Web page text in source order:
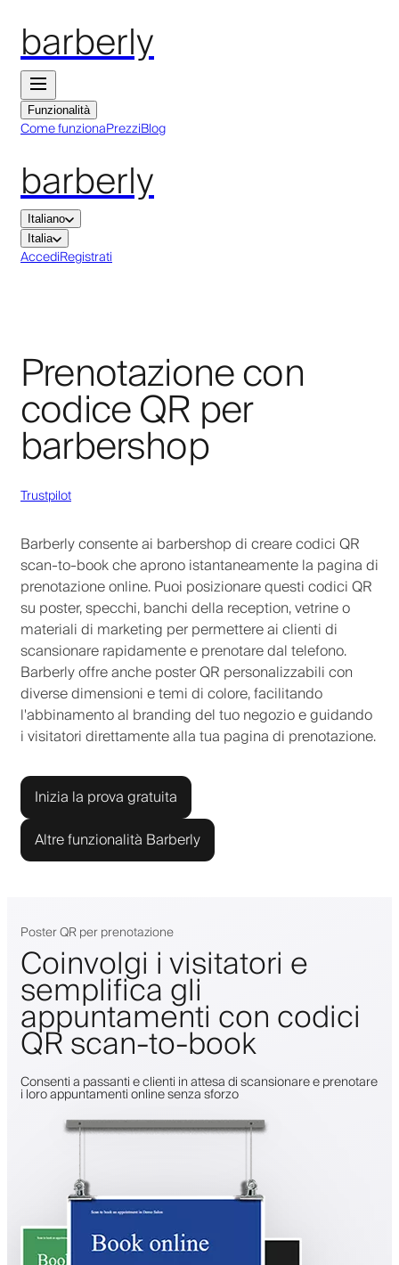
barberly
Funzionalità
Come funzionaPrezziBlog
barberly
Italiano
Italia
AccediRegistrati
Prenotazione con
codice QR per
barbershop
Trustpilot
Barberly consente ai barbershop di creare codici QR
scan-to-book che aprono istantaneamente la pagina di
prenotazione online. Puoi posizionare questi codici QR
su poster, specchi, banchi della reception, vetrine o
materiali di marketing per permettere ai clienti di
scansionare rapidamente e prenotare dal telefono.
Barberly offre anche poster QR personalizzabili con
diverse dimensioni e temi di colore, facilitando
l'abbinamento al branding del tuo negozio e guidando
i visitatori direttamente alla tua pagina di prenotazione.
Inizia la prova gratuita
Altre funzionalità Barberly
Poster QR per prenotazione
Coinvolgi i visitatori e
semplifica gli
appuntamenti con codici
QR scan-to-book
Consenti a passanti e clienti in attesa di scansionare e prenotare
i loro appuntamenti online senza sforzo